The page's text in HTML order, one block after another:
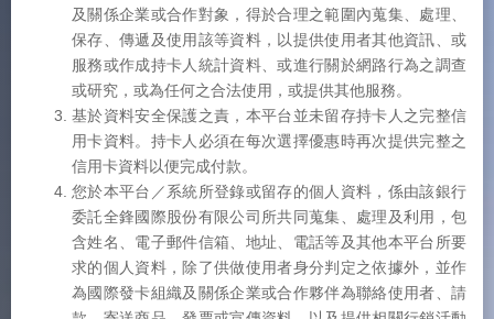
及關係企業或合作對象，得於合理之範圍內蒐集、處理、
保存、傳遞及使用該等資料，以提供使用者其他資訊、或
服務或作成持卡人統計資料、或進行關於網路行為之調查
或研究，或為任何之合法使用，或提供其他服務。
基於資料安全保護之責，本平台並未留存持卡人之完整信
用卡資料。持卡人必須在每次選擇優惠時再次提供完整之
信用卡資料以便完成付款。
您於本平台／系統所登錄或留存的個人資料，係由該銀行
委託全鋒國際股份有限公司所共同蒐集、處理及利用，包
含姓名、電子郵件信箱、地址、電話等及其他本平台所要
求的個人資料，除了供做使用者身分判定之依據外，並作
為國際發卡組織及關係企業或合作夥伴為聯絡使用者、請